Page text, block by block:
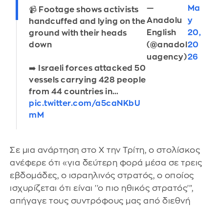
📹 Footage shows activists
handcuffed and lying on the
ground with their heads
down
➡️ Israeli forces attacked 50
vessels carrying 428 people
from 44 countries in…
pic.twitter.com/a5caNKbU
mM
—
Anadolu
English
(@anadol
uagency)
Ma
y
20,
20
26
Σε μια ανάρτηση στο X την Τρίτη, ο στολίσκος
ανέφερε ότι «για δεύτερη φορά μέσα σε τρεις
εβδομάδες, ο ισραηλινός στρατός, ο οποίος
ισχυρίζεται ότι είναι ''ο πιο ηθικός στρατός''',
απήγαγε τους συντρόφους μας από διεθνή